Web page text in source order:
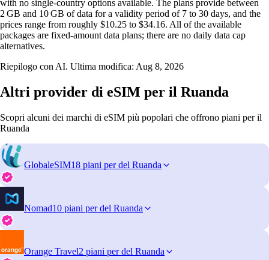
with no single‑country options available. The plans provide between
2 GB and 10 GB of data for a validity period of 7 to 30 days, and the
prices range from roughly $10.25 to $34.16. All of the available
packages are fixed‑amount data plans; there are no daily data cap
alternatives.
Riepilogo con AI. Ultima modifica: Aug 8, 2026
Altri provider di eSIM per il Ruanda
Scopri alcuni dei marchi di eSIM più popolari che offrono piani per il
Ruanda
GlobaleSIM18 piani per del Ruanda
Nomad10 piani per del Ruanda
Orange Travel2 piani per del Ruanda